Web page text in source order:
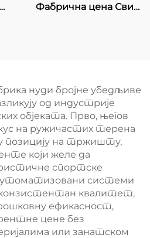
Фабрична цена Сви
нуди бројне убедљиве
од индустрије
објеката. Прво, његов
на ружичастих терена
позицију на тржишту,
који желе да
спортске
системи
конзистентан квалитет,
ефикасност,
цене без
или занатском